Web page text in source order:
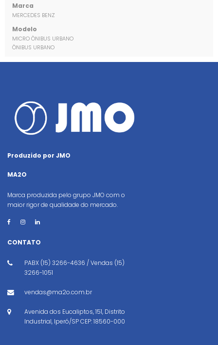
Marca
MERCEDES BENZ
Modelo
MICRO ÔNIBUS URBANO
ÔNIBUS URBANO
Produzido por JMO
MA2O
Marca produzida pelo grupo JMO com o
maior rigor de qualidade do mercado.
CONTATO
PABX (15) 3266-4636 / Vendas (15)
3266-1051
vendas@ma2o.com.br
Avenida dos Eucaliptos, 151, Distrito
Industrial, Iperó/SP CEP: 18560-000